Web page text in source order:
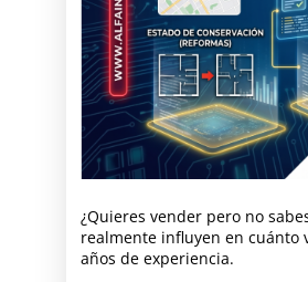
¿Quieres vender pero no
realmente influyen en cuánto
años de experiencia.